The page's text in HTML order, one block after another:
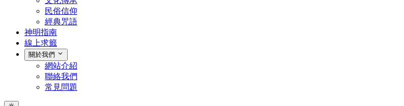
民俗信仰
經典咒語
神明指南
線上求籤
關於我們
網站介紹
聯絡我們
常見問題